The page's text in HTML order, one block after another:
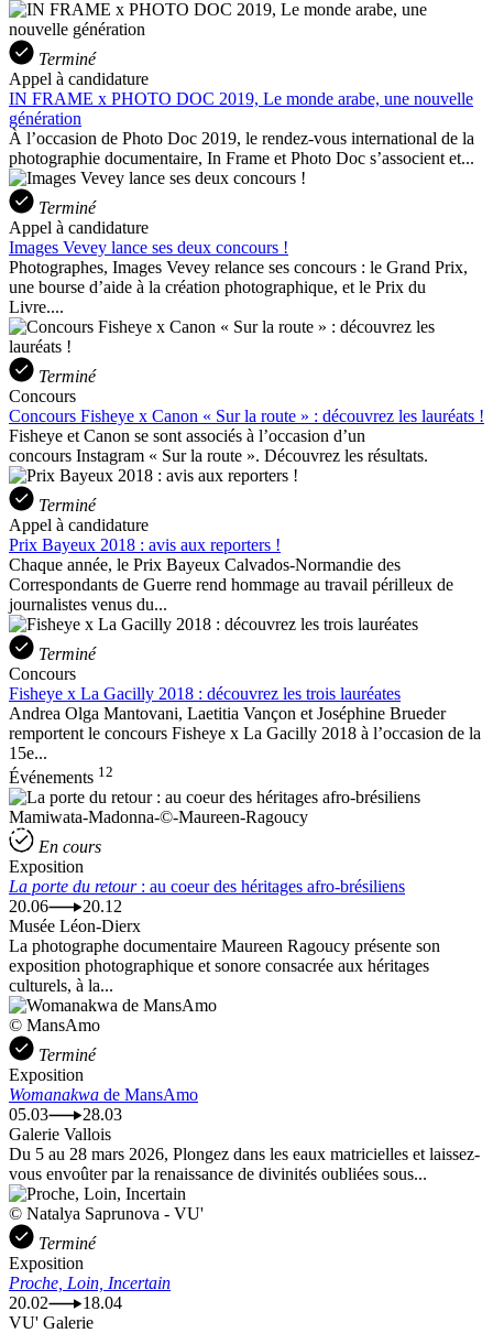
Terminé
Appel à candidature
IN FRAME x PHOTO DOC 2019, Le monde arabe, une nouvelle
génération
À l’occasion de Photo Doc 2019, le rendez-vous international de la
photographie documentaire, In Frame et Photo Doc s’associent et...
Terminé
Appel à candidature
Images Vevey lance ses deux concours !
Photographes, Images Vevey relance ses concours : le Grand Prix,
une bourse d’aide à la création photographique, et le Prix du
Livre....
Terminé
Concours
Concours Fisheye x Canon « Sur la route » : découvrez les lauréats !
Fisheye et Canon se sont associés à l’occasion d’un
concours Instagram « Sur la route ». Découvrez les résultats.
Terminé
Appel à candidature
Prix Bayeux 2018 : avis aux reporters !
Chaque année, le Prix Bayeux Calvados-Normandie des
Correspondants de Guerre rend hommage au travail périlleux de
journalistes venus du...
Terminé
Concours
Fisheye x La Gacilly 2018 : découvrez les trois lauréates
Andrea Olga Mantovani, Laetitia Vançon et Joséphine Brueder
remportent le concours Fisheye x La Gacilly 2018 à l’occasion de la
15e...
Événements 12
Mamiwata-Madonna-©-Maureen-Ragoucy
En cours
Exposition
La porte du retour: au coeur des héritages afro-brésiliens
20.06
20.12
Musée Léon-Dierx
La photographe documentaire Maureen Ragoucy présente son
exposition photographique et sonore consacrée aux héritages
culturels, à la...
© MansAmo
Terminé
Exposition
Womanakwa de MansAmo
05.03
28.03
Galerie Vallois
Du 5 au 28 mars 2026, Plongez dans les eaux matricielles et laissez-
vous envoûter par la renaissance de divinités oubliées sous...
© Natalya Saprunova - VU'
Terminé
Exposition
Proche, Loin, Incertain
20.02
18.04
VU' Galerie